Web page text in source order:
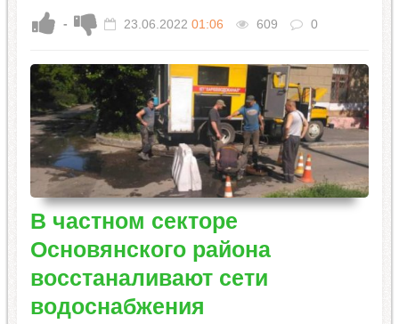
- 23.06.2022 01:06 609 0
В частном секторе
Основянского района
восстаналивают сети
водоснабжения